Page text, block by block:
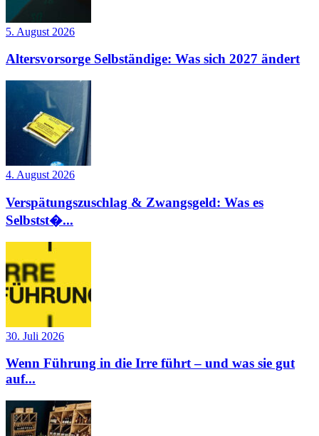
5. August 2026
Altersvorsorge Selbständige: Was sich 2027 ändert
4. August 2026
Verspätungszuschlag & Zwangsgeld: Was es
Selbstst�...
30. Juli 2026
Wenn Führung in die Irre führt – und was sie gut
auf...